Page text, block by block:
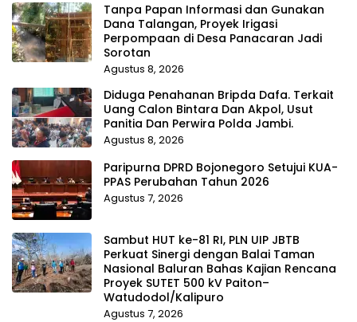
Tanpa Papan Informasi dan Gunakan
Dana Talangan, Proyek Irigasi
Perpompaan di Desa Panacaran Jadi
Sorotan
Agustus 8, 2026
Diduga Penahanan Bripda Dafa. Terkait
Uang Calon Bintara Dan Akpol, Usut
Panitia Dan Perwira Polda Jambi.
Agustus 8, 2026
Paripurna DPRD Bojonegoro Setujui KUA-
PPAS Perubahan Tahun 2026
Agustus 7, 2026
Sambut HUT ke-81 RI, PLN UIP JBTB
Perkuat Sinergi dengan Balai Taman
Nasional Baluran Bahas Kajian Rencana
Proyek SUTET 500 kV Paiton–
Watudodol/Kalipuro
Agustus 7, 2026